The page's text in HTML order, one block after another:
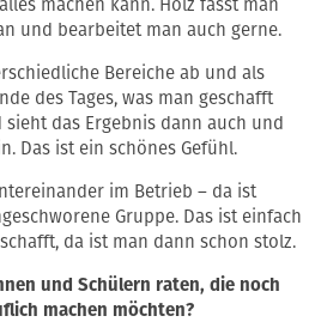
machen kann. Holz fasst man
und bearbeitet man auch gerne.
Bereiche ab und als
des Tages, was man geschafft
das Ergebnis dann auch und
Das ist ein schönes Gefühl.
im Betrieb – da ist
Gruppe. Das ist einfach
da ist man dann schon stolz.
und Schülern raten, die noch
machen möchten?